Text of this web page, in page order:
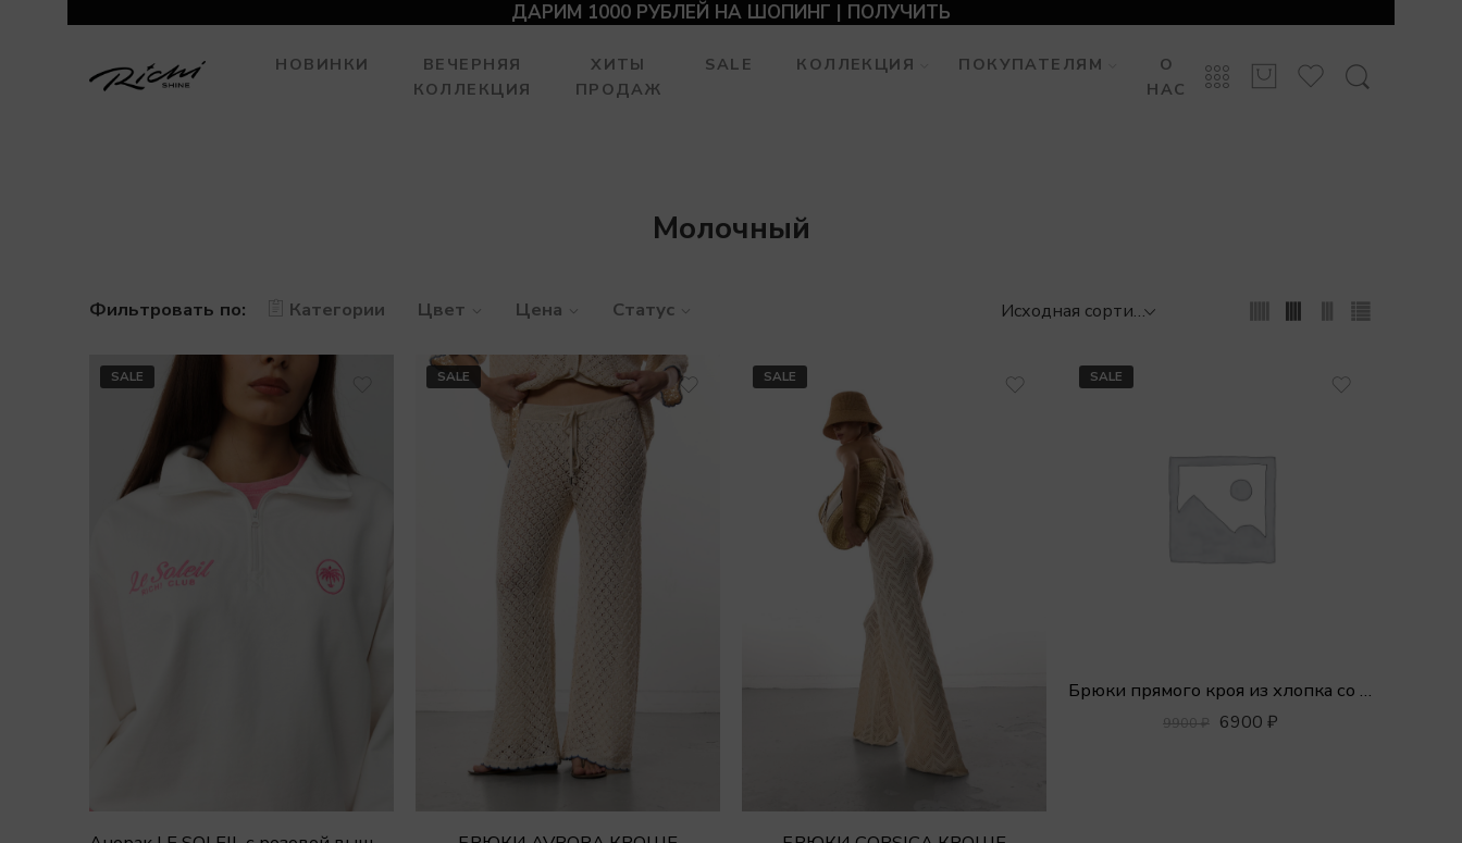
ДАРИМ 1000 РУБЛЕЙ НА ШОПИНГ | ПОЛУЧИТЬ
НОВИНКИ
ВЕЧЕРНЯЯ
КОЛЛЕКЦИЯ
ХИТЫ
ПРОДАЖ
SALE КОЛЛЕКЦИЯ ПОКУПАТЕЛЯМ
О
НАС
Молочный
Фильтровать по: Категории Цвет Цена Статус
SALE SALE SALE SALE
Брюки прямого кроя из хлопка со строчкой
9900₽ 6900 ₽